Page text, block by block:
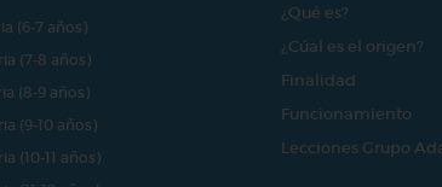
(6-7 años)
(7-8 años)
(8-9 años)
(9-10 años)
(10-11 años)
¿Qué es?
¿Cúal es el origen?
Finalidad
Funcionamiento
Lecciones Grupo